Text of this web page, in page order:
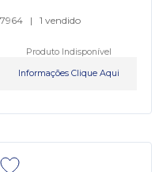
7964 | 1 vendido
Produto Indisponível
Informações Clique Aqui